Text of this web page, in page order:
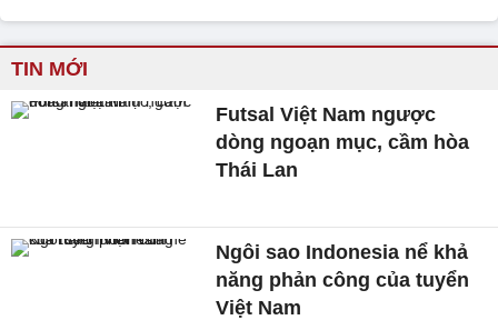
TIN MỚI
Futsal Việt Nam ngược
dòng ngoạn mục, cầm hòa
Thái Lan
Ngôi sao Indonesia nể khả
năng phản công của tuyển
Việt Nam